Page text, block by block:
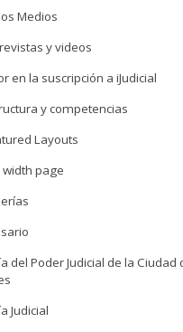
Medios
y videos
en la suscripción a iJudicial
y competencias
Layouts
width page
del Poder Judicial de la Ciudad
Judicial